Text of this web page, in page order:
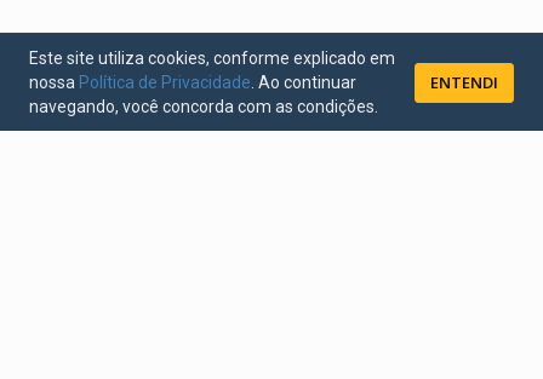
Este site utiliza cookies, conforme explicado em
nossa Política de Privacidade . Ao continuar
navegando, você concorda com as condições.
ENTENDI